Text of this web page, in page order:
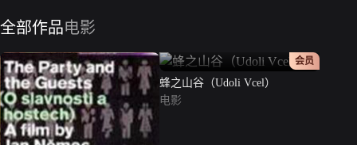
全部作品电影
正片
会员
蜂之山谷（Udoli Vcel）
电影